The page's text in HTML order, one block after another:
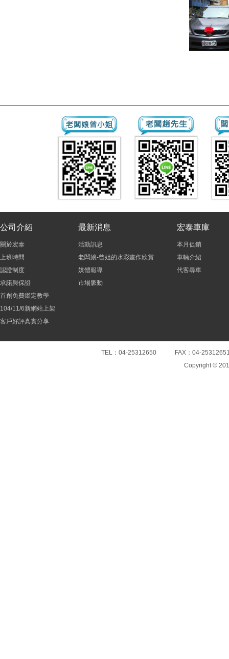
公司介紹
關於宏泰
上班時間
認證制度
承諾與保證
首創免費鑑定教學
104/11/6新網站上架
客戶好評真實分享
最新消息
活動訊息
老闆娘-曾姐的水彩畫作欣賞
媒體報導
市場脈動
宏泰車庫
本月促銷
車輛介紹
代客尋車
TEL：04-25312650 FAX：04-25312651
Copyright ©